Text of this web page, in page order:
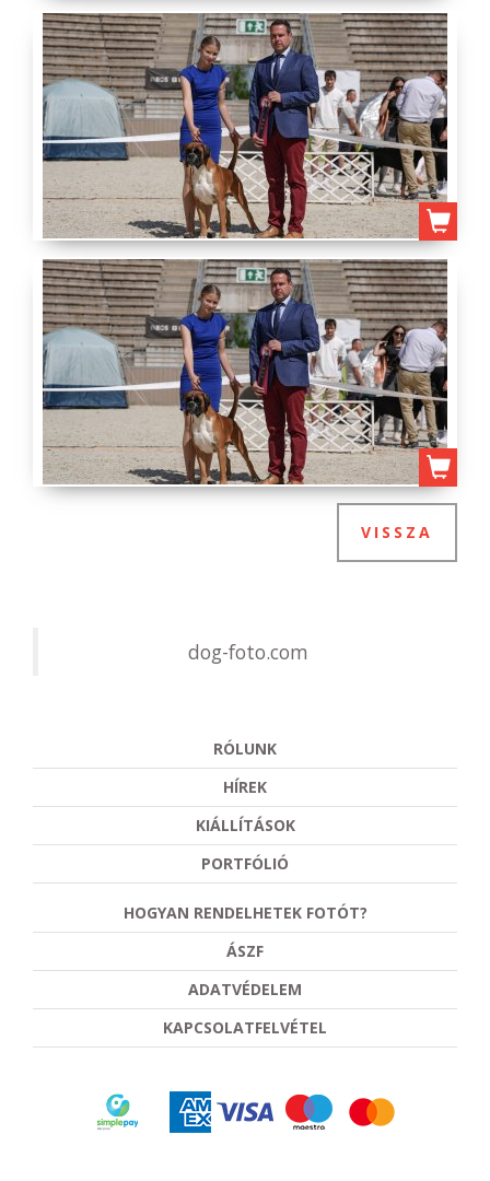
VISSZA
dog-foto.com
RÓLUNK
HÍREK
KIÁLLÍTÁSOK
PORTFÓLIÓ
HOGYAN RENDELHETEK FOTÓT?
ÁSZF
ADATVÉDELEM
KAPCSOLATFELVÉTEL